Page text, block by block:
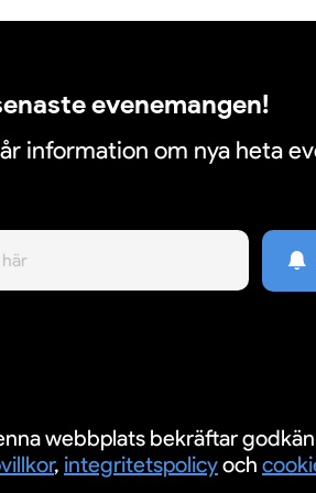
evenemangen!
information om nya heta
webbplats bekräftar
, integritetspolicyoch